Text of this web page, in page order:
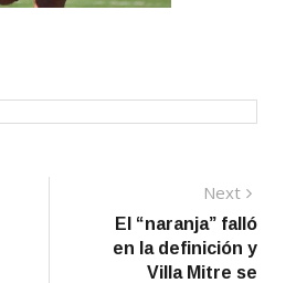
Next
post:
El “naranja” falló
en la definición y
Villa Mitre se